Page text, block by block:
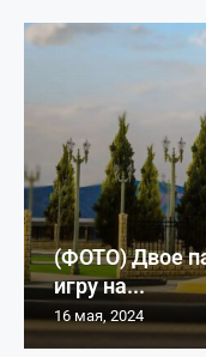
(ФОТО) Двое
игру на...
16 мая, 2024